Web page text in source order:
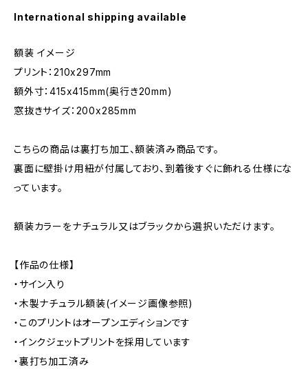
International shipping available
額装 イメージ
プリント：210x297mm
額外寸：415x415mm(奥行き20mm)
窓抜きサイズ：200x285mm
こちらの商品は裏打ち加工、額装済み商品です。
裏面に壁掛け用紐が付属しており、到着後すぐに飾れる仕様にな
っています。
額装カラーをナチュラル又はブラックから選択いただけます。
【作品の仕様】
・サイン入り
・木製ナチュラル額装(イメージ画像参照)
・このプリントはオープンエディションです
・インクジェットプリントを採用しています
・裏打ち加工済み